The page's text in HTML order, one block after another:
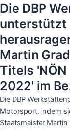
Die DBP
unterstützt
Martin
Titels
2022' im
Die DBP
Motorsport, indem
Staatsmeister